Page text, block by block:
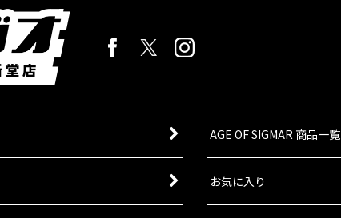
AGE OF SIGMAR 商品一覧
お気に入り